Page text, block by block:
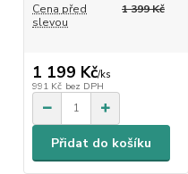
Cena před
slevou
1 399 Kč
1 199 Kč/ks
991 Kč bez DPH
Přidat do košíku